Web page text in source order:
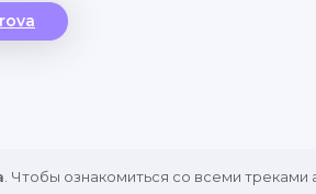
. Чтобы ознакомиться со всеми треками